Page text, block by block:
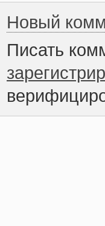
Новый
Писать